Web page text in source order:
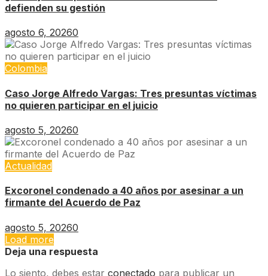
defienden su gestión
agosto 6, 20260
Colombia
Caso Jorge Alfredo Vargas: Tres presuntas víctimas
no quieren participar en el juicio
agosto 5, 20260
Actualidad
Excoronel condenado a 40 años por asesinar a un
firmante del Acuerdo de Paz
agosto 5, 20260
Load more
Deja una respuesta
Lo siento, debes estar conectado para publicar un